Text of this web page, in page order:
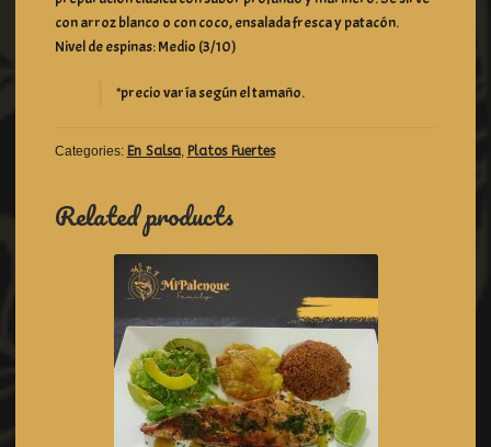
con arroz blanco o con coco, ensalada fresca y patacón.
Nivel de espinas: Medio (3/10)
*precio varía según el tamaño.
Categories: En Salsa, Platos Fuertes
Related products